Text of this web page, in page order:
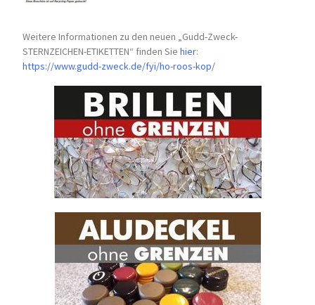
Weitere Informationen zu den neuen „Gudd-Zweck-
STERNZEICHEN-ETIKETTEN“ finden Siehier:
https://www.gudd-zweck.de/fyi/ho-roos-kop/